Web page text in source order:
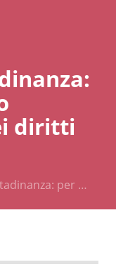
diritti
per …